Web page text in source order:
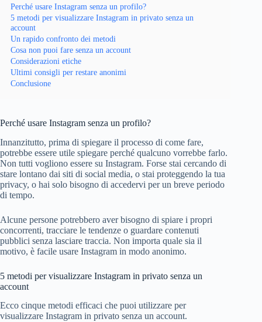
Perché usare Instagram senza un profilo?
5 metodi per visualizzare Instagram in privato senza un
account
Un rapido confronto dei metodi
Cosa non puoi fare senza un account
Considerazioni etiche
Ultimi consigli per restare anonimi
Conclusione
Perché usare Instagram senza un profilo?
Innanzitutto, prima di spiegare il processo di come fare,
potrebbe essere utile spiegare perché qualcuno vorrebbe farlo.
Non tutti vogliono essere su Instagram. Forse stai cercando di
stare lontano dai siti di social media, o stai proteggendo la tua
privacy, o hai solo bisogno di accedervi per un breve periodo
di tempo.
Alcune persone potrebbero aver bisogno di spiare i propri
concorrenti, tracciare le tendenze o guardare contenuti
pubblici senza lasciare traccia. Non importa quale sia il
motivo, è facile usare Instagram in modo anonimo.
5 metodi per visualizzare Instagram in privato senza un
account
Ecco cinque metodi efficaci che puoi utilizzare per
visualizzare Instagram in privato senza un account.